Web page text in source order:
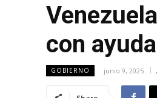
con
GOBIERNO junio 9, 2025